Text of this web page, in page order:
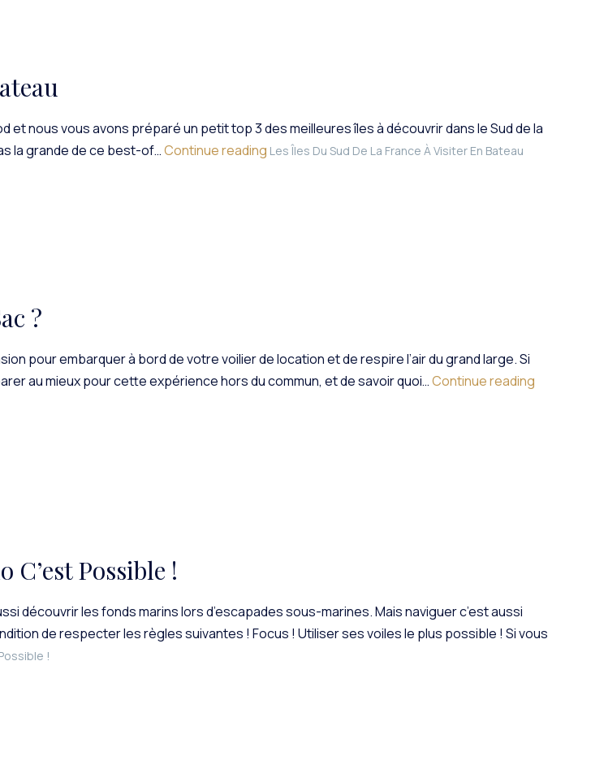
et nous vous avons préparé un petit top 3 des meilleures îles à découvrir dans le Sud de la
la grande de ce best-of…Continue reading Les Îles Du Sud De La France À Visiter En Bateau
?
pour embarquer à bord de votre voilier de location et de respire l’air du grand large. Si
au mieux pour cette expérience hors du commun, et de savoir quoi…Continue reading
Possible !
découvrir les fonds marins lors d’escapades sous-marines. Mais naviguer c’est aussi
de respecter les règles suivantes ! Focus ! Utiliser ses voiles le plus possible ! Si vous
!